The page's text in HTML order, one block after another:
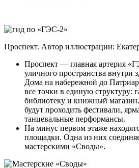
Проспект. Автор иллюстрации:
Проспект — главная артерия
уличного пространства внутри
Дома на набережной до
все точки в единую структуру:
библиотеку и книжный
будут проходить фестивали,
танцевальные перформансы.
На минус первом этаже
площадки. Одна из них
мастерскими «Своды».